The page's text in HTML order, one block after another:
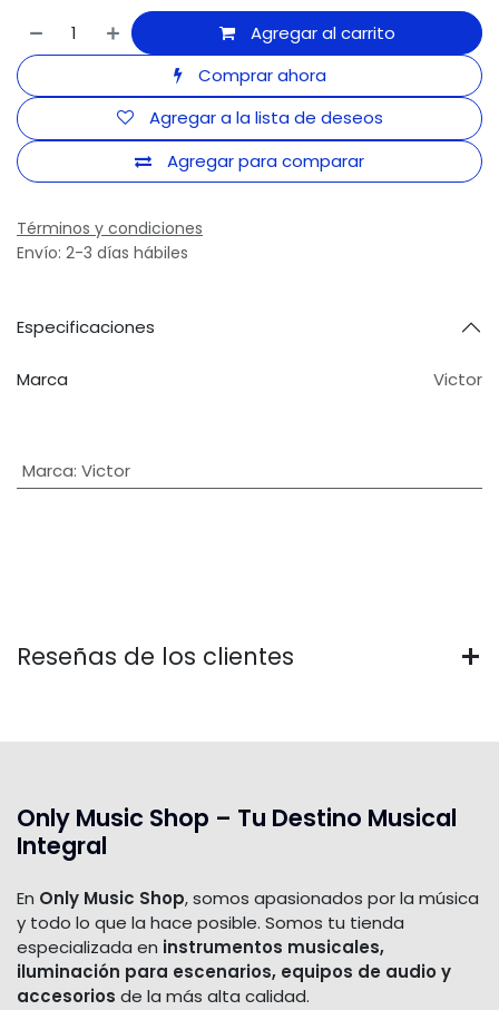
Agregar al carrito
Comprar ahora
Agregar para comparar
Agregar a la lista de deseos
Términos y condiciones
Envío: 2-3 días hábiles
Especificaciones
Marca Victor
Marca: Victor
Reseñas de los clientes
Only Music Shop – Tu Destino Musical
Integral
En Only Music Shop, somos apasionados por la música
y todo lo que la hace posible. Somos tu tienda
especializada en instrumentos musicales,
iluminación para escenarios, equipos de audio y
accesorios de la más alta calidad.